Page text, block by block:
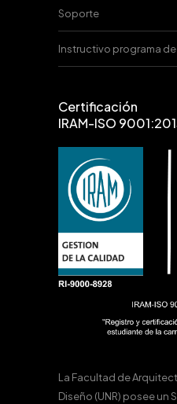
Soporte
Instructivo programa
Certificación
IRAM-ISO
La Facultad de
Diseño (UNR) posee un